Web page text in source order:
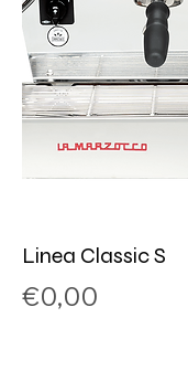
Linea Classic S
Price
€0,00